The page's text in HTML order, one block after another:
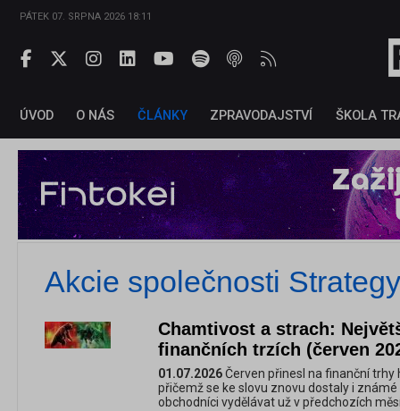
PÁTEK 07. SRPNA 2026 18:11
ÚVOD O NÁS ČLÁNKY ZPRAVODAJSTVÍ ŠKOLA
Akcie společnosti Strategy
Chamtivost a strach:
finančních trzích (červen
01.07.2026Červen přinesl na finanční trhy
přičemž se ke slovu znovu dostaly i
obchodníci vydělávat už v předchozích